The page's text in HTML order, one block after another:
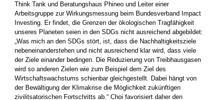
Think Tank und Beratungshaus Phineo und Leiter einer
Arbeitsgruppe zur Wirkungsmessung beim Bundesverband Impact
Investing. Er findet, die Grenzen der ökologischen Tragfähigkeit
unseres ­Planeten seien in den SDGs nicht ausreichend abgebildet:
„Was mich an den SDGs stört, ist, dass die Nachhaltigkeitsziele
neben­einanderstehen und nicht ausreichend klar wird, dass viele
der Ziele­ einander bedingen. Die Reduzierung von Treibhausgasen
wird so anderen Zielen wie zum Beispiel dem Ziel des
Wirtschaftswachstums schienbar gleichgestellt. Dabei hängt von
der Bewältigung der Klimakrise die Möglichkeit zukünftigen
zivilitsatorischen Fortschritts ab.“ Choi favorisiert daher den